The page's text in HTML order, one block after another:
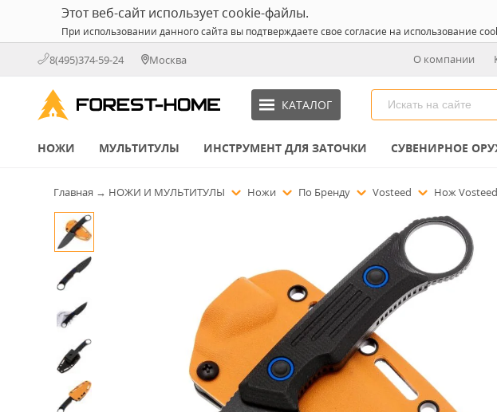
Этот веб-сайт использует cookie-файлы.
При использовании данного сайта вы подтверждаете свое согласие на использование
8(495)374-59-24 Москва О компании
КАТАЛОГ
НОЖИ МУЛЬТИТУЛЫ ИНСТРУМЕНТ ДЛЯ ЗАТОЧКИ СУВЕНИРНОЕ
Главная → НОЖИ И МУЛЬТИТУЛЫ Ножи По Бренду Vosteed Нож